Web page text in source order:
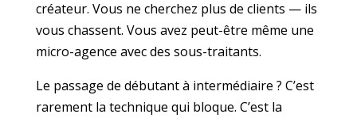
créateur. Vous ne cherchez plus de clients — ils
vous chassent. Vous avez peut-être même une
micro-agence avec des sous-traitants.
Le passage de débutant à intermédiaire ? C’est
rarement la technique qui bloque. C’est la